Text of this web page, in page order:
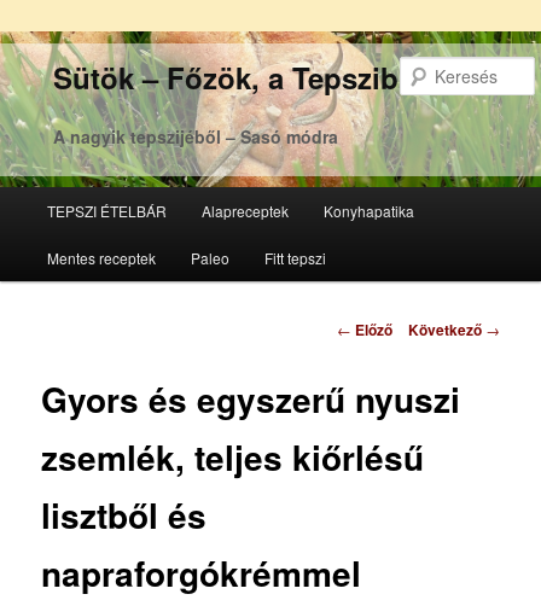
Sütök – Főzök, a Tepsziből
A nagyik tepszijéből – Sasó módra
Tovább
az
Tovább
a
TEPSZI ÉTELBÁR Alapreceptek Konyhapatika
Mentes receptek Paleo Fitt tepszi
Bejegyzés
← Előző Következő →
Gyors és egyszerű nyuszi
zsemlék, teljes kiőrlésű
lisztből és
napraforgókrémmel